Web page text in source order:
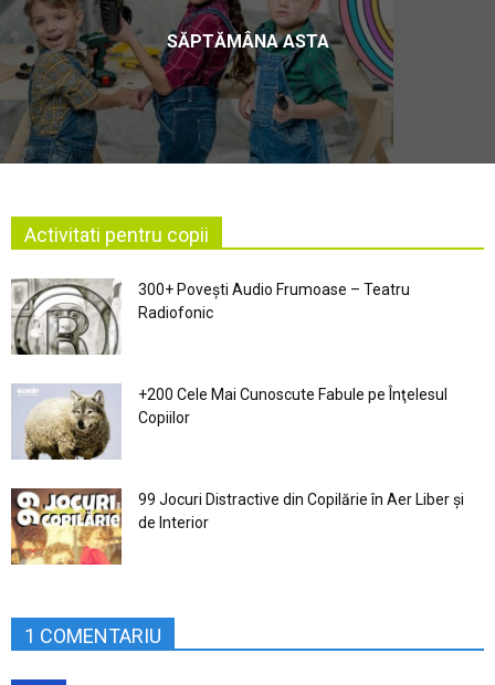
SĂPTĂMÂNA ASTA
Activitati pentru copii
300+ Povești Audio Frumoase – Teatru
Radiofonic
+200 Cele Mai Cunoscute Fabule pe Înţelesul
Copiilor
99 Jocuri Distractive din Copilărie în Aer Liber şi
de Interior
1 COMENTARIU